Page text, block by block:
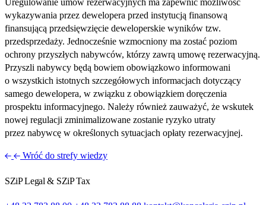
Uregulowanie umów rezerwacyjnych ma zapewnić możliwość
wykazywania przez dewelopera przed instytucją finansową
finansującą przedsięwzięcie deweloperskie wyników tzw.
przedsprzedaży. Jednocześnie wzmocniony ma zostać poziom
ochrony przyszłych nabywców, którzy zawrą umowę rezerwacyjną.
Przyszli nabywcy będą bowiem obowiązkowo informowani
o wszystkich istotnych szczegółowych informacjach dotyczący
samego dewelopera, w związku z obowiązkiem doręczenia
prospektu informacyjnego. Należy również zauważyć, że wskutek
nowej regulacji zminimalizowane zostanie ryzyko utraty
przez nabywcę w określonych sytuacjach opłaty rezerwacyjnej.
Wróć do strefy wiedzy
SZiP Legal & SZiP Tax